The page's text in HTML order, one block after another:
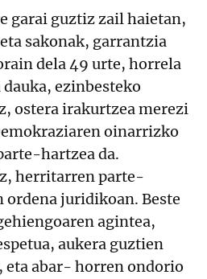
garai guztiz zail haietan,
sakonak, garrantzia
dela 49 urte, horrela
ezinbesteko
ostera irakurtzea merezi
oinarrizko
hartzea da.
herritarren parte-
ordena juridikoan. Beste
agintea,
aukera guztien
eta abar- horren ondorio